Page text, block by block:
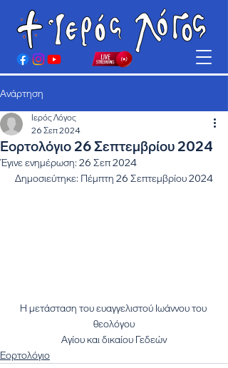
Ανάρτηση
Εορτολόγιο 26 Σεπτεμβρίου 2024
Ιερός Λόγος
26 Σεπ 2024
Έγινε ενημέρωση: 26 Σεπ 2024
Δημοσιεύτηκε: Πέμπτη 26 Σεπτεμβρίου 2024
Η μετάσταση του ευαγγελιστού Ιωάννου του
θεολόγου
Αγίου και δικαίου Γεδεών
Εορτολόγιο